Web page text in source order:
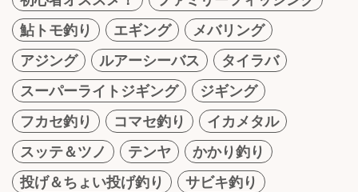
鮎トモ釣り
エギング
メバリング
アジング
ルアーシーバス
タイラバ
スーパーライトジギング
ジギング
フカセ釣り
コマセ釣り
イカメタル
スッテ＆ツノ
テンヤ
かかり釣り
投げ＆ちょい投げ釣り
サビキ釣り